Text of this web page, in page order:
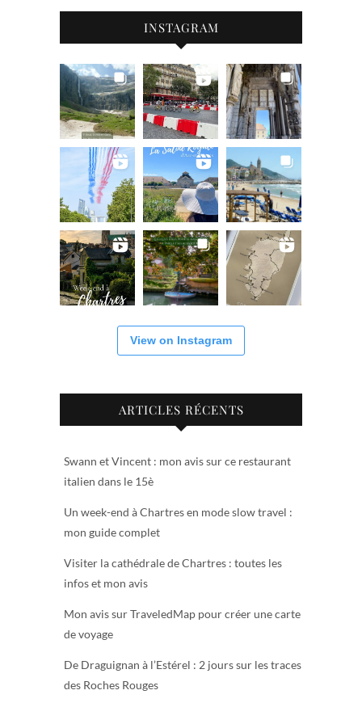
INSTAGRAM
View on Instagram
ARTICLES RÉCENTS
Swann et Vincent : mon avis sur ce restaurant
italien dans le 15è
Un week-end à Chartres en mode slow travel :
mon guide complet
Visiter la cathédrale de Chartres : toutes les
infos et mon avis
Mon avis sur TraveledMap pour créer une carte
de voyage
De Draguignan à l’Estérel : 2 jours sur les traces
des Roches Rouges